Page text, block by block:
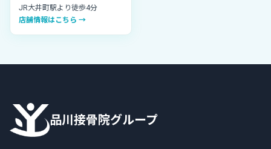
JR大井町駅より徒歩4分
店舗情報はこちら →
品川接骨院グループ